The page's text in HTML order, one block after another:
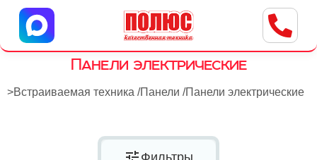
Центр бытовой техники
г. Ульяновск, ул. Пушкарева, 8a
Панели электрические
>Встраиваемая техника /Панели /Панели электрические
Фильтры